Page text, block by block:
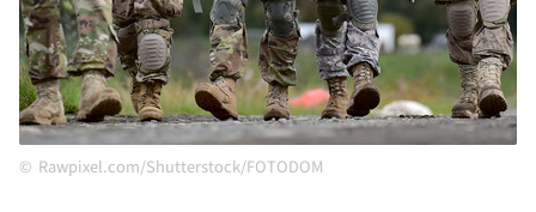
Rawpixel.com/Shutterstock/FOTODOM